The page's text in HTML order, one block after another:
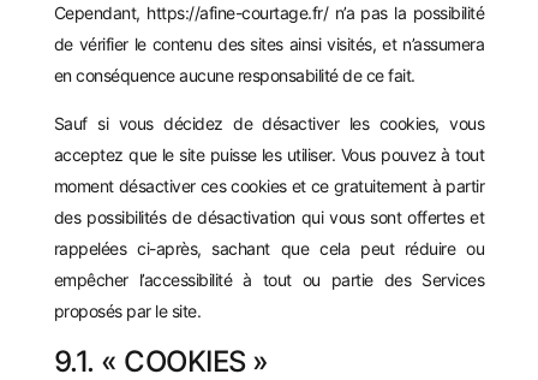
Cependant, https://afine-courtage.fr/n’a pas la possibilité
de vérifier le contenu des sites ainsi visités, et n’assumera
en conséquence aucune responsabilité de ce fait.
Sauf si vous décidez de désactiver les cookies, vous
acceptez que le site puisse les utiliser. Vous pouvez à tout
moment désactiver ces cookies et ce gratuitement à partir
des possibilités de désactivation qui vous sont offertes et
rappelées ci-après, sachant que cela peut réduire ou
empêcher l’accessibilité à tout ou partie des Services
proposés par le site.
9.1. « COOKIES »